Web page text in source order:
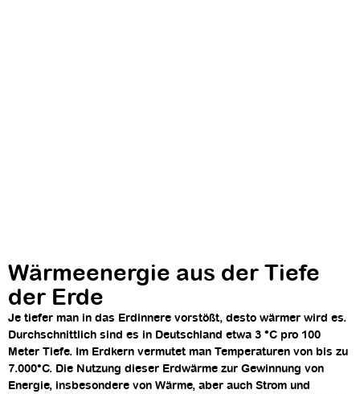
Wärmeenergie aus der Tiefe
der Erde
Je tiefer man in das Erdinnere vorstößt, desto wärmer wird es.
Durchschnittlich sind es in Deutschland etwa 3 °C pro 100
Meter Tiefe. Im Erdkern vermutet man Temperaturen von bis zu
7.000°C. Die Nutzung dieser Erdwärme zur Gewinnung von
Energie, insbesondere von Wärme, aber auch Strom und